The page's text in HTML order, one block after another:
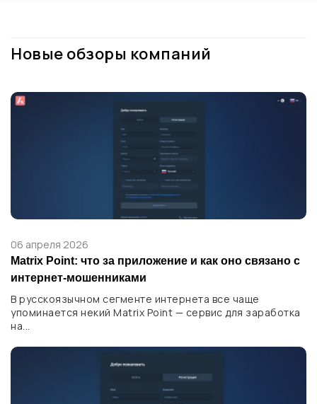
Новые обзоры компаний
06 апреля 2026
Matrix Point: что за приложение и как оно связано с
интернет-мошенниками
В русскоязычном сегменте интернета все чаще
упоминается некий Matrix Point — сервис для заработка
на...